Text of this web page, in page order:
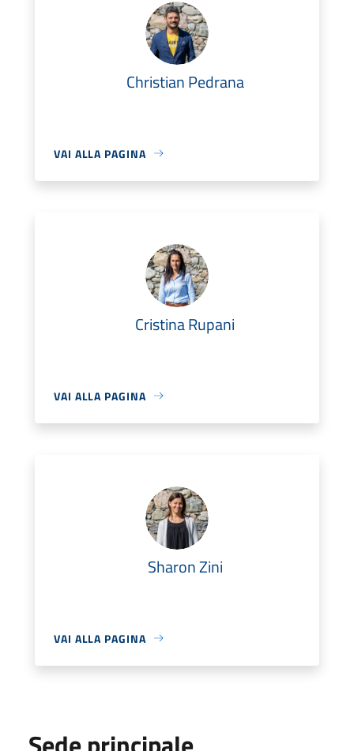
Christian Pedrana
VAI ALLA PAGINA
Cristina Rupani
VAI ALLA PAGINA
Sharon Zini
VAI ALLA PAGINA